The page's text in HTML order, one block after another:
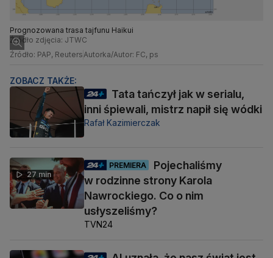
Prognozowana trasa tajfunu Haikui
Źródło zdjęcia: JTWC
Źródło: PAP, Reuters Autorka/Autor: FC, ps
ZOBACZ TAKŻE:
Tata tańczył jak w serialu,
inni śpiewali, mistrz napił się wódki
Rafał Kazimierczak
27 min
PREMIERA
Pojechaliśmy
w rodzinne strony Karola
Nawrockiego. Co o nim
usłyszeliśmy?
TVN24